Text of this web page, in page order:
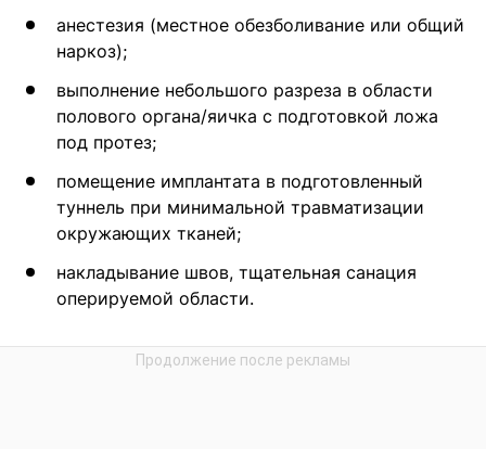
анестезия (местное обезболивание или общий
наркоз);
выполнение небольшого разреза в области
полового органа/яичка с подготовкой ложа
под протез;
помещение имплантата в подготовленный
туннель при минимальной травматизации
окружающих тканей;
накладывание швов, тщательная санация
оперируемой области.